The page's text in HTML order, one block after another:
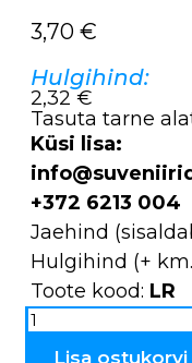
3,70 €
Hulgihind:
2,32 €
Tasuta tarne
Küsi lisa:
+372 6213 004
Jaehind
Hulgihind (+
Toote kood: LR
Ripplind
Pääsuke
LR
Lisa ostukorvi